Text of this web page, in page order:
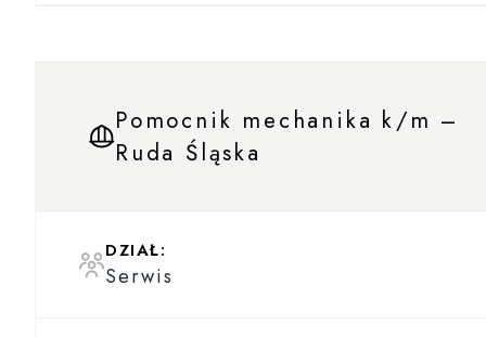
Pomocnik mechanika k/m –
Ruda Śląska
DZIAŁ:
Serwis